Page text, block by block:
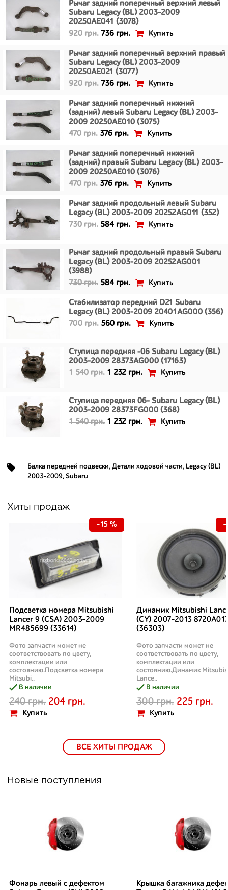
Рычаг задний поперечный верхний левый
Subaru Legacy (BL) 2003-2009
20250AE041 (3078)
920 грн. 736 грн. Купить
Рычаг задний поперечный верхний правый
Subaru Legacy (BL) 2003-2009
20250AE021 (3077)
920 грн. 736 грн. Купить
Рычаг задний поперечный нижний
(задний) левый Subaru Legacy (BL) 2003-
2009 20250AE010 (3075)
470 грн. 376 грн. Купить
Рычаг задний поперечный нижний
(задний) правый Subaru Legacy (BL) 2003-
2009 20250AE010 (3076)
470 грн. 376 грн. Купить
Рычаг задний продольный левый Subaru
Legacy (BL) 2003-2009 20252AG011 (352)
730 грн. 584 грн. Купить
Рычаг задний продольный правый Subaru
Legacy (BL) 2003-2009 20252AG001
(3988)
730 грн. 584 грн. Купить
Стабилизатор передний D21 Subaru
Legacy (BL) 2003-2009 20401AG000 (356)
700 грн. 560 грн. Купить
Ступица передняя -06 Subaru Legacy (BL)
2003-2009 28373AG000 (17163)
1 540 грн. 1 232 грн. Купить
Ступица передняя 06- Subaru Legacy (BL)
2003-2009 28373FG000 (368)
1 540 грн. 1 232 грн. Купить
Балка передней подвески, Детали ходовой части, Legacy (BL)
2003-2009, Subaru
Хиты продаж
Подсветка номера Mitsubishi
Lancer 9 (CSA) 2003-2009
MR485699 (33614)
Фото запчасти может не
соответствовать по цвету,
комплектации или
состоянию.Подсветка номера
Mitsubi..
В наличии
240 грн. 204 грн.
Купить
-15 %
Динамик Mitsubishi
(CY) 2007-2013
(36303)
Фото запчасти может не
соответствовать по цвету,
комплектации или
состоянию.Динамик
Lance..
В наличии
300 грн. 225 грн.
Купить
-
ВСЕ ХИТЫ ПРОДАЖ
Новые поступления
Фонарь левый с дефектом
Крышка багажника